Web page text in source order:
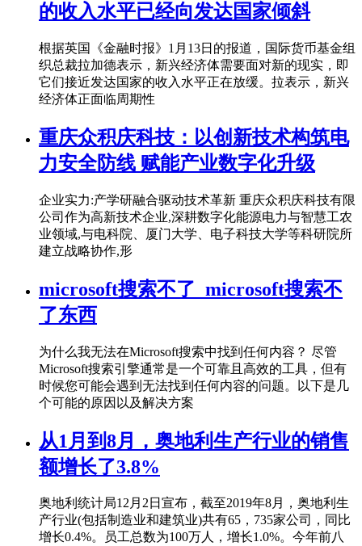
的收入水平已经向发达国家倾斜
根据英国《金融时报》1月13日的报道，国际货币基金组
织总裁拉加德表示，新兴经济体需要面对新的现实，即
它们接近发达国家的收入水平正在放缓。拉表示，新兴
经济体正面临周期性
重庆众积庆科技：以创新技术构筑电
力安全防线 赋能产业数字化升级
企业实力:产学研融合驱动技术革新 重庆众积庆科技有限
公司作为高新技术企业,深耕数字化能源电力与智慧工农
业领域,与电科院、厦门大学、电子科技大学等科研院所
建立战略协作,形
microsoft搜索不了_microsoft搜索不
了东西
为什么我无法在Microsoft搜索中找到任何内容？ 尽管
Microsoft搜索引擎通常是一个可靠且高效的工具，但有
时候您可能会遇到无法找到任何内容的问题。以下是几
个可能的原因以及解决方案
从1月到8月，奥地利生产行业的销售
额增长了3.8%
奥地利统计局12月2日宣布，截至2019年8月，奥地利生
产行业(包括制造业和建筑业)共有65，735家公司，同比
增长0.4%。员工总数为100万人，增长1.0%。今年前八